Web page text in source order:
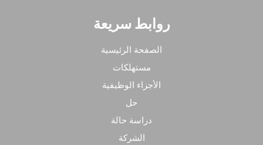
روابط سريعة
الصفحة الرئيسية
مستهلكات
الأجزاء الوظيفية
حل
دراسة حالة
الشركة